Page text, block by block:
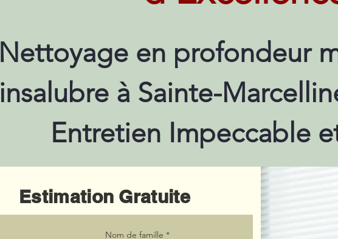
Nettoyage en profondeur
insalubre à Sainte-
Entretien Impeccable
Estimation Gratuite
Nom de famille *